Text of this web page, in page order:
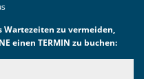
Wartezeiten zu vermeiden,
einen TERMIN zu buchen: